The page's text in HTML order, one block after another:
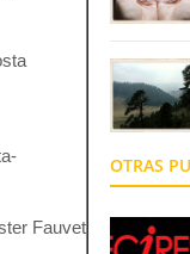
Fauvet
OTRAS